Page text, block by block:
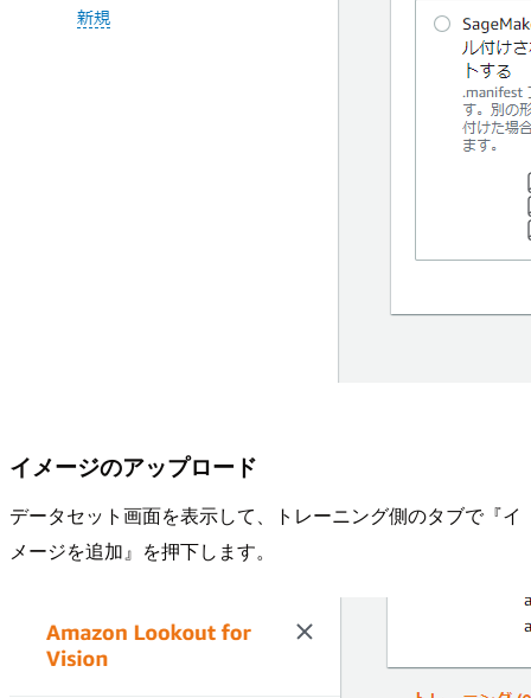
イメージのアップロード
データセット画面を表示して、トレーニング側のタブで『イ
メージを追加』を押下します。